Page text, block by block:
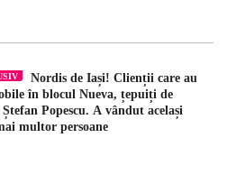
Nordis de Iași! Clienții care au
în blocul Nueva, țepuiți de
Popescu. A vândut același
multor persoane